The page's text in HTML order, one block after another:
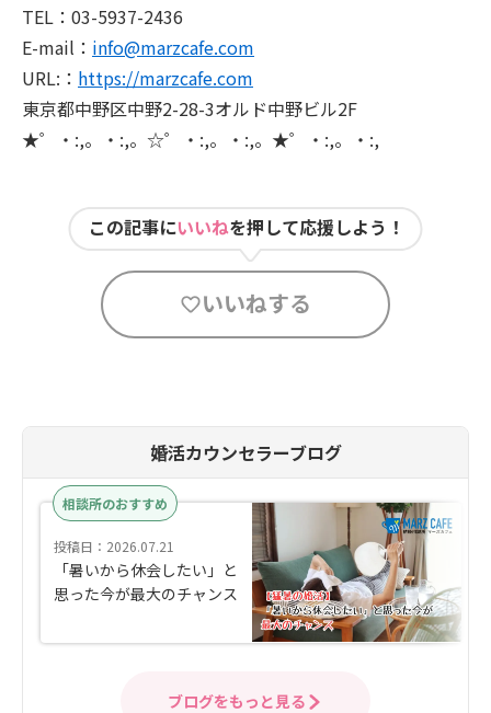
TEL：03-5937-2436
E-mail： info@marzcafe.com
URL:： https://marzcafe.com
東京都中野区中野2-28-3オルド中野ビル2F
★゜・:,。・:,。☆゜・:,。・:,。★゜・:,。・:,
この記事にいいねを押して応援しよう！
いいねする
婚活カウンセラーブログ
相談所のおすすめ
投稿日：2026.07.21
「暑いから休会したい」と
思った今が最大のチャンス
ブログをもっと見る